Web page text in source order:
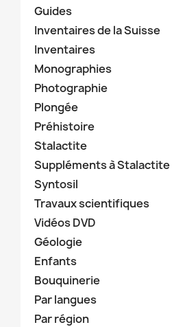
Guides
Inventaires de la Suisse
Inventaires
Monographies
Photographie
Plongée
Préhistoire
Stalactite
Suppléments à Stalactite
Syntosil
Travaux scientifiques
Vidéos DVD
Géologie
Enfants
Bouquinerie
Par langues
Par région